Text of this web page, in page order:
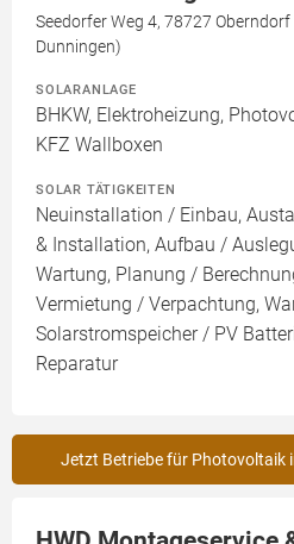
Seedorfer Weg 4, 78727
Dunningen)
SOLARANLAGE
BHKW, Elektroheizung,
KFZ Wallboxen
SOLAR TÄTIGKEITEN
Neuinstallation / Einbau,
& Installation, Aufbau /
Wartung, Planung /
Vermietung / Verpachtung,
Solarstromspeicher / PV
Reparatur
Jetzt Betriebe für Photovoltaik